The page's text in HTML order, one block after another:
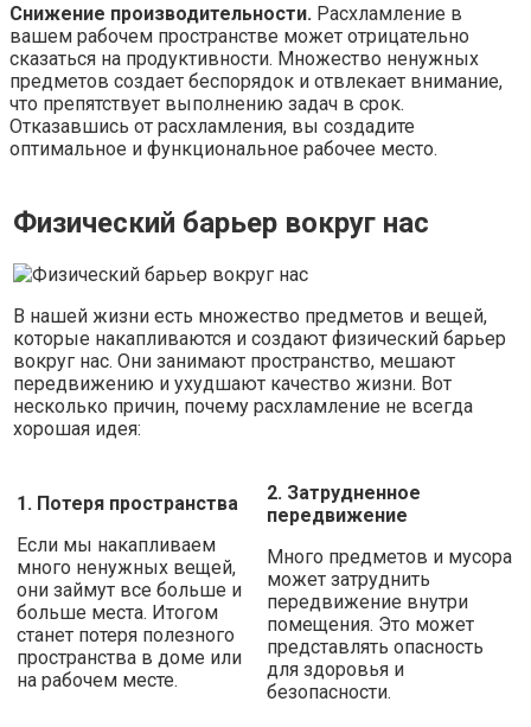
Снижение производительности. Расхламление в
вашем рабочем пространстве может отрицательно
сказаться на продуктивности. Множество ненужных
предметов создает беспорядок и отвлекает внимание,
что препятствует выполнению задач в срок.
Отказавшись от расхламления, вы создадите
оптимальное и функциональное рабочее место.
Физический барьер вокруг нас
В нашей жизни есть множество предметов и вещей,
которые накапливаются и создают физический барьер
вокруг нас. Они занимают пространство, мешают
передвижению и ухудшают качество жизни. Вот
несколько причин, почему расхламление не всегда
хорошая идея:
1. Потеря пространства
Если мы накапливаем
много ненужных вещей,
они займут все больше и
больше места. Итогом
станет потеря полезного
пространства в доме или
на рабочем месте.
2. Затрудненное
передвижение
Много предметов и мусора
может затруднить
передвижение внутри
помещения. Это может
представлять опасность
для здоровья и
безопасности.